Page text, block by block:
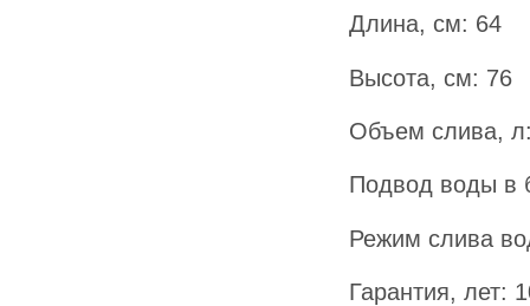
Длина, см: 64
Высота, см: 76
Объем слива,
Подвод воды в
Режим слива
Гарантия, лет: